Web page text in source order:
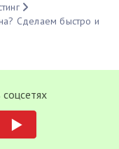
Сделаем быстро и